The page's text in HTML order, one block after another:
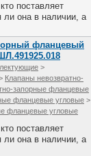
поставляет
она в наличии, а
фланцевый
>
Клапаны невозвратно-
запорные фланцевые
фланцевые угловые >
фланцевые угловые
поставляет
она в наличии, а